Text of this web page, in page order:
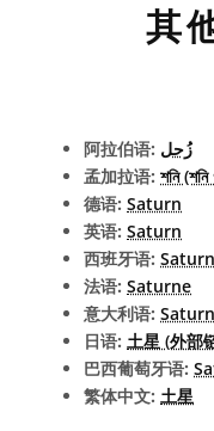
其
阿拉伯语: زُحل
孟加拉语: শনি
德语: Saturn
英语: Saturn
西班牙语:
法语: Saturne
意大利语:
日语: 土星 (外部
巴西葡萄牙语:
繁体中文: 土星